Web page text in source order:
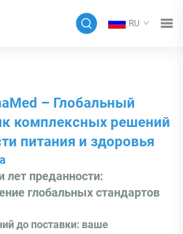
RU
– Глобальный
комплексных решений
питания и здоровья
лет преданности:
глобальных стандартов
до поставки: ваше